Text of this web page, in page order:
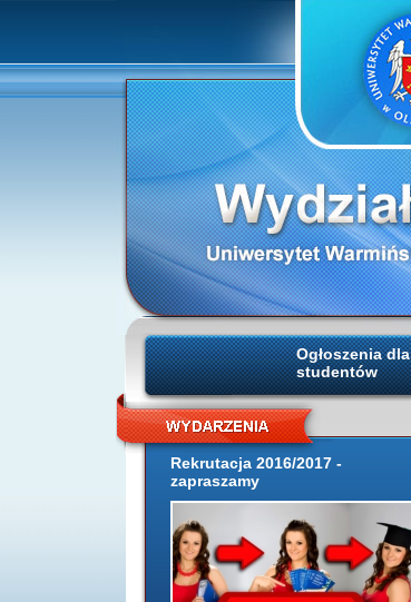
Ogłoszenia dla
studentów
Rekrutacja 2016/2017 -
zapraszamy